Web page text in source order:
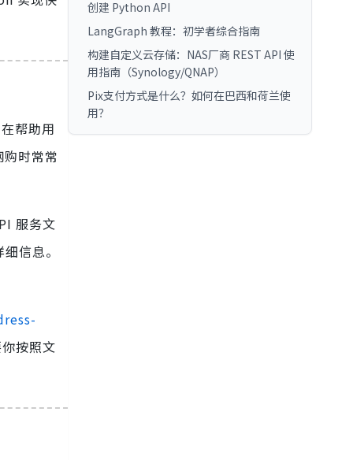
帮助用
时常常
服务文
信息。
按照文
创建 Python API
LangGraph 教程：初学者综合指南
构建自定义云存储：NAS厂商 REST API 使
用指南（Synology/QNAP）
Pix支付方式是什么？如何在巴西和荷兰使
用？